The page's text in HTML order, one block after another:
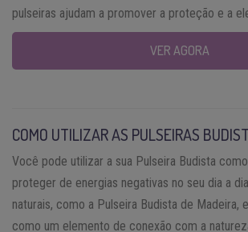
pulseiras ajudam a promover a proteção e a
VER AGORA
COMO UTILIZAR AS PULSEIRAS
Você pode utilizar a sua Pulseira Budista
proteger de energias negativas no seu dia a
naturais, como a Pulseira Budista de Madeira,
como um elemento de conexão com a